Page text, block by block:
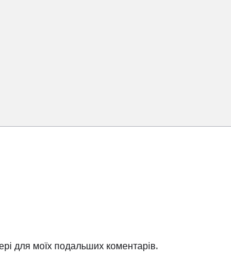
для моїх подальших коментарів.